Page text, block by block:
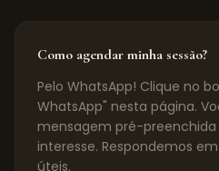
Como agendar minha sessão?
Pelo WhatsApp! Clique no
WhatsApp" nesta página.
mensagem pré-
interesse. Respondemos
úteis.